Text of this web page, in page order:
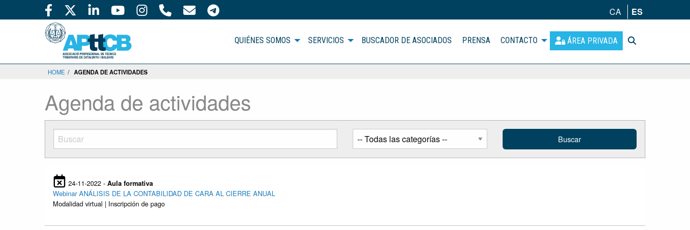
CA ES
QUIÉNES SOMOS SERVICIOS BUSCADOR DE ASOCIADOS PRENSA CONTACTO ÁREA PRIVADA
HOME / AGENDA DE ACTIVIDADES
Agenda de actividades
24-11-2022 - Aula formativa
Webinar ANÁLISIS DE LA CONTABILIDAD DE CARA AL CIERRE ANUAL
Modalidad virtual | Inscripción de pago